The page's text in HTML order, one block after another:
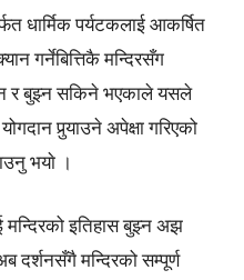
धार्मिक पर्यटकलाई आकर्षित
गर्नेबित्तिकै मन्दिरसँग
र बुझ्न सकिने भएकाले यसले
योगदान पुर्‍याउने अपेक्षा गरिएको
भयाे ।
इतिहास बुझ्न अझ
दर्शनसँगै मन्दिरको सम्पूर्ण